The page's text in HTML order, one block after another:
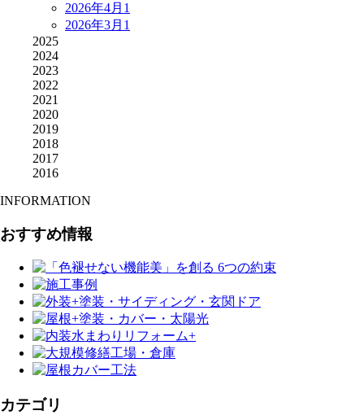
2026年4月 1
2026年3月 1
2025
2024
2023
2022
2021
2020
2019
2018
2017
2016
INFORMATION
おすすめ情報
カテゴリ